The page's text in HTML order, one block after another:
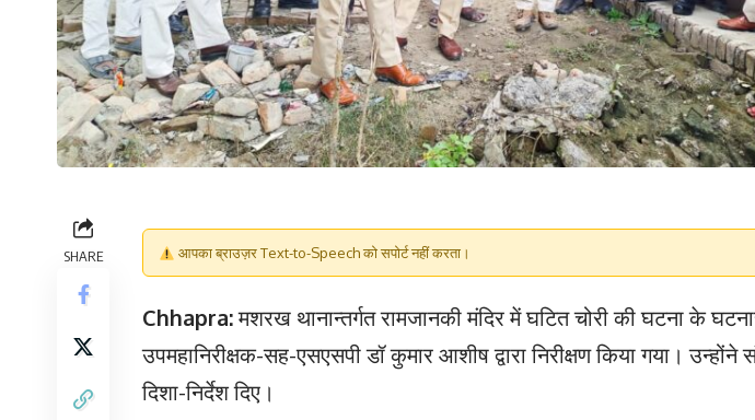
SHARE आपका ब्राउज़र Text-to-Speech को सपोर्ट नहीं करता।
Chhapra:मशरख थानान्तर्गत रामजानकी मंदिर में घटित चोरी की घटना के
उपमहानिरीक्षक-सह-एसएसपी डॉ कुमार आशीष द्वारा निरीक्षण किया गया। उन्होंने
दिशा-निर्देश दिए।